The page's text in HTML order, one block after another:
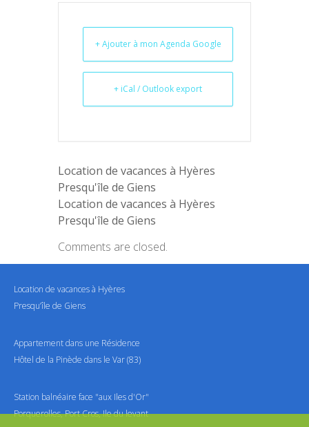
+ Ajouter à mon Agenda Google
+ iCal / Outlook export
Location de vacances à Hyères
Presqu'île de Giens
Location de vacances à Hyères
Presqu'île de Giens
Comments are closed.
Location de vacances à Hyères
Presqu’île de Giens
Appartement dans une Résidence
Hôtel de la Pinède dans le Var (83)
Station balnéaire face "aux Iles d'Or"
Porquerolles, Port Cros, Ile du levant